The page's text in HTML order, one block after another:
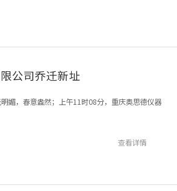
公司乔迁新址
媚，春意盎然；上午11时08分，重庆奥思德仪器
查看详情